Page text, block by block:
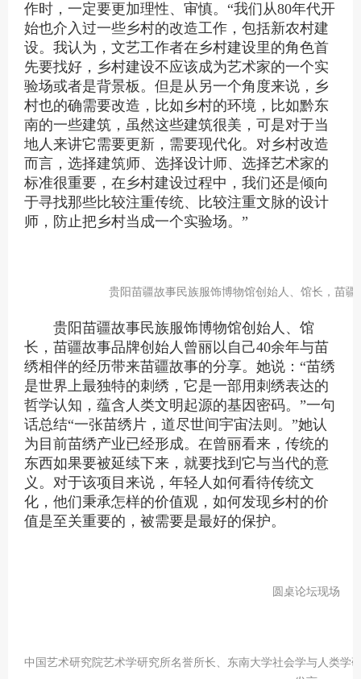
作时 ， 一定要更加理性、审慎。 “我们从80年代开
始也介入过一些乡村的改造工作 ， 包括新农村建
设。 我认为，文艺工作者在乡村建设里的角色首
先要找好，乡村建设不应该成为艺术家的一个实
验场或者是背景板。 但是从另一个角度来说， 乡
村也的确需要改造，比如乡村的环境， 比如黔东
南的一些建筑，虽然这些建筑很美，可是对于当
地人来讲它需要更新，需要现代化。 对乡村改造
而言， 选择建筑师、选择设计师、 选择艺术家的
标准很重要，在乡村建设过程中 ， 我们还是倾向
于寻找那些比较注重传统、比较注重文脉的设计
师， 防止把乡村当成一个实验场。 ”
贵阳苗疆故事民族服饰博物馆创始人、馆长，苗
贵阳苗疆故事民族服饰博物馆创始人、馆
长，苗疆故事品牌创始人曾丽以自己40余年与苗
绣相伴的经历带来苗疆故事的分享。她说：“苗绣
是世界上最独特的刺绣，它是一部用刺绣表达的
哲学认知，蕴含人类文明起源的基因密码。”一句
话总结“一张苗绣片，道尽世间宇宙法则。”她认
为目前苗绣产业已经形成。在曾丽看来，传统的
东西如果要被延续下来，就要找到它与当代的意
义。对于该项目来说，年轻人如何看待传统文
化，他们秉承怎样的价值观，如何发现乡村的价
值是至关重要的，被需要是最好的保护。
圆桌论坛现场
中国艺术研究院艺术学研究所名誉所长、东南大学社会学与人类学